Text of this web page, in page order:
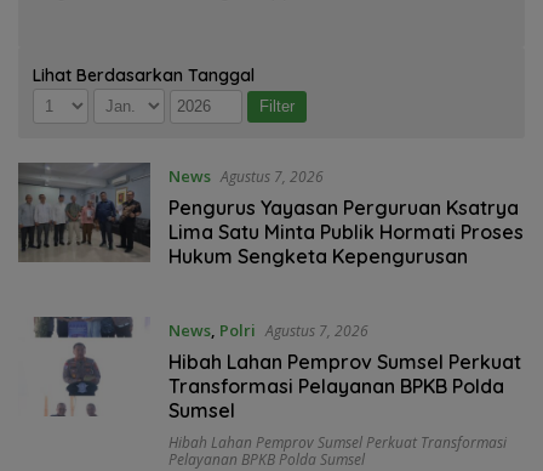
Lihat Berdasarkan Tanggal
News Agustus 7, 2026
Pengurus Yayasan Perguruan Ksatrya
Lima Satu Minta Publik Hormati Proses
Hukum Sengketa Kepengurusan
News, Polri Agustus 7, 2026
Hibah Lahan Pemprov Sumsel Perkuat
Transformasi Pelayanan BPKB Polda
Sumsel
Hibah Lahan Pemprov Sumsel Perkuat Transformasi
Pelayanan BPKB Polda Sumsel